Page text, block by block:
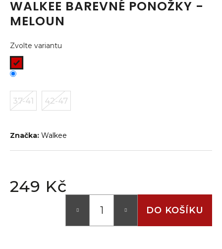
WALKEE BAREVNÉ PONOŽKY -
MELOUN
Zvolte variantu
37-41 42-47
Značka: Walkee
249 Kč
DO KOŠÍKU
a
j
í
t
?
p
o